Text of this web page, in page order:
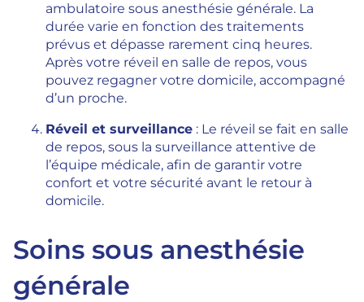
ambulatoire sous anesthésie générale. La
durée varie en fonction des traitements
prévus et dépasse rarement cinq heures.
Après votre réveil en salle de repos, vous
pouvez regagner votre domicile, accompagné
d’un proche.
Réveil et surveillance : Le réveil se fait en salle
de repos, sous la surveillance attentive de
l’équipe médicale, afin de garantir votre
confort et votre sécurité avant le retour à
domicile.
Soins sous anesthésie
générale